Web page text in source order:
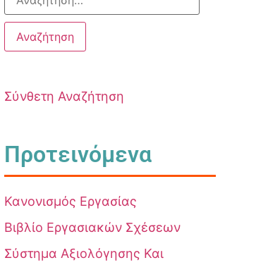
Σύνθετη Αναζήτηση
Προτεινόμενα
Κανονισμός Εργασίας
Βιβλίο Εργασιακών Σχέσεων
Σύστημα Αξιολόγησης Και